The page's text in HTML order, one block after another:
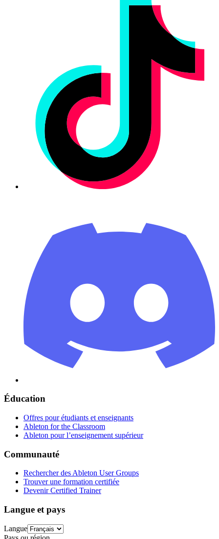
Éducation
Offres pour étudiants et enseignants
Ableton for the Classroom
Ableton pour l’enseignement supérieur
Communauté
Rechercher des Ableton User Groups
Trouver une formation certifiée
Devenir Certified Trainer
Langue et pays
Langue